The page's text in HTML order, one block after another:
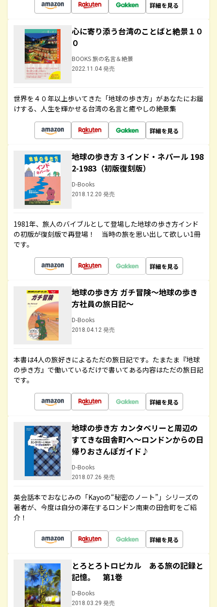
詳細を見る
心に寄り添う台湾のことばと絶景１０
０
BOOKS 旅の名言＆絶景
2022.11.04 発売
世界を４０年以上歩いてきた「地球の歩き方」があなたにお届
けする、人生を輝かせる台湾の名言と癒やしの絶景集
詳細を見る
地球の歩き方 3 インド・ネパール 198
2-1983（初版復刻版）
D-Books
2018.12.20 発売
1981年、旅人のバイブルとして登場した地球の歩き方インド
の初版が復刻版で再登場！ 当時の旅を思い出して欲しい1冊
です。
詳細を見る
地球の歩き方 ガチ冒険～地球の歩き
方社員の旅日記～
D-Books
2018.04.12 発売
本書は4人の旅好きによるただの旅日記です。たまたま『地球
の歩き方』で働いているだけで書いてある内容はただの旅日記
です。
詳細を見る
地球の歩き方 カンタベリーと周辺の
すてきな田舎町へ～ロンドンからの日
帰りおさんぽガイド♪
D-Books
2018.07.26 発売
英会話本でおなじみの「Kayoの“秘密のノート”」シリーズの
著者が、今度は自分の滞在するロンドン南東の田舎町をご紹
介！
詳細を見る
とろとろトロピカル ある旅の記録と
記憶。 第1巻
D-Books
2018.03.29 発売